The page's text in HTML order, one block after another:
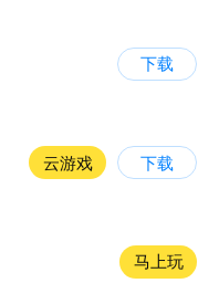
下载
云游戏 下载
马上玩